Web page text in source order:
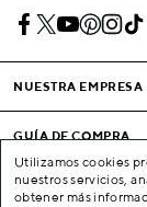
NUESTRA EMPRESA
GUÍA DE COMPRA
CONDICIONES Y
Utilizamos cookies
nuestros servicios,
obtener más